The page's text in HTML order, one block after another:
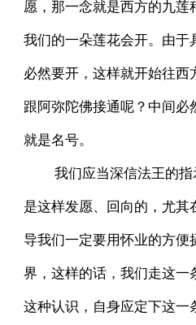
愿，那一念就是西方的九莲
我们的一朵莲花会开。由于
必然要开，这样就开始往西
跟阿弥陀佛接通呢？中间必
就是名号。
我们应当深信法王的
是这样发愿、回向的，尤其
导我们一定要用怀业的方便
界，这样的话，我们走这一
这种认识，自身应定下这一